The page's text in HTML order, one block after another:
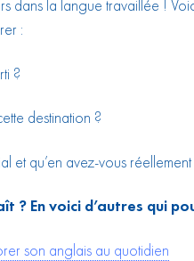
dans la langue travaillée !
:
?
destination ?
et qu’en avez-vous
? En voici d’autres qui
son anglais au quotidien